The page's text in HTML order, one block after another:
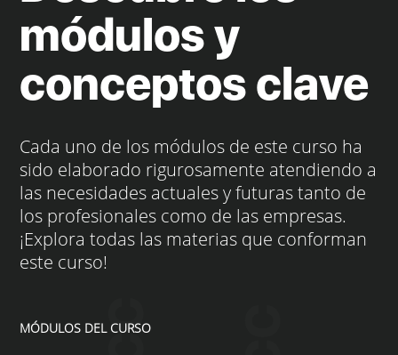
módulos y
conceptos clave
Cada uno de los módulos de este curso ha
sido elaborado rigurosamente atendiendo a
las necesidades actuales y futuras tanto de
los profesionales como de las empresas.
¡Explora todas las materias que conforman
este curso!
MÓDULOS DEL CURSO